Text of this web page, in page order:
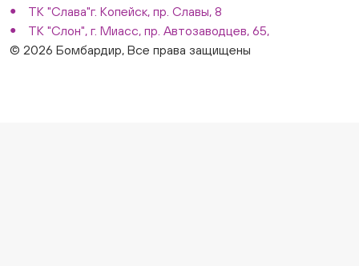
ТК "Слава"г. Копейск, пр. Славы, 8
ТК "Слон", г. Миасс, пр. Автозаводцев, 65,
© 2026 Бомбардир, Все права защищены